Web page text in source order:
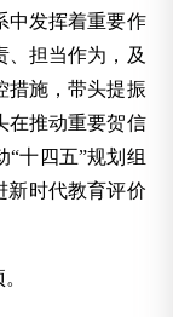
中发挥着重要作
、担当作为，及
措施，带头提振
在推动重要贺信
十四五”规划组
新时代教育评价